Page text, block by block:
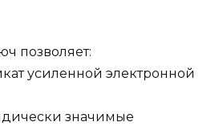
позволяет:
усиленной электронной
значимые